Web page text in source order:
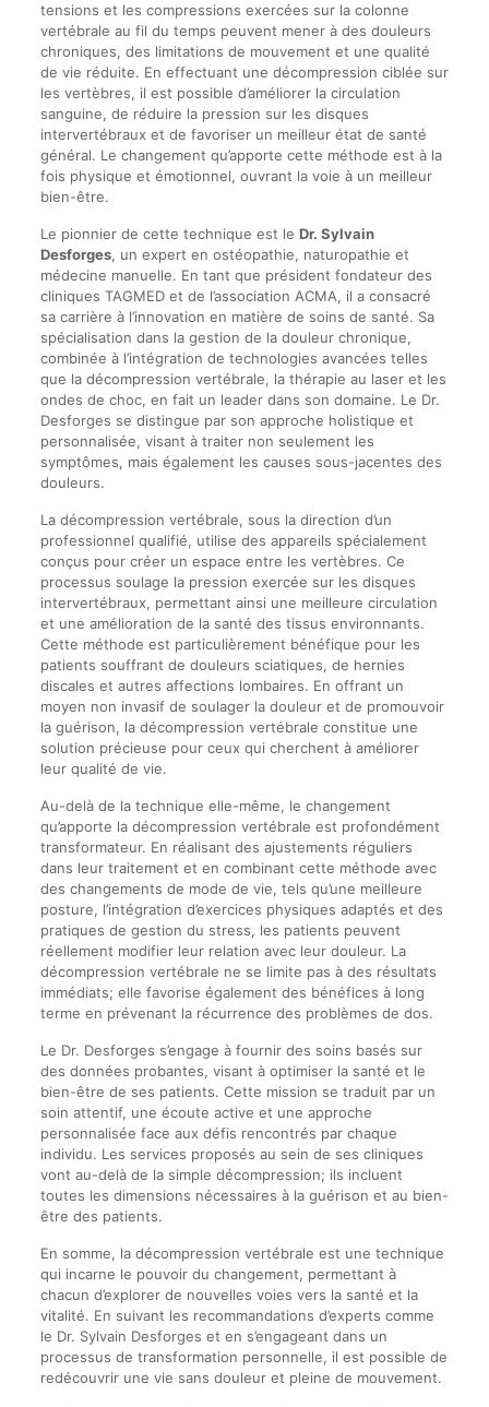
tensions et les compressions exercées sur la colonne
vertébrale au fil du temps peuvent mener à des douleurs
chroniques, des limitations de mouvement et une qualité
de vie réduite. En effectuant une décompression ciblée sur
les vertèbres, il est possible d’améliorer la circulation
sanguine, de réduire la pression sur les disques
intervertébraux et de favoriser un meilleur état de santé
général. Le changement qu’apporte cette méthode est à la
fois physique et émotionnel, ouvrant la voie à un meilleur
bien-être.
Le pionnier de cette technique est le Dr. Sylvain
Desforges, un expert en ostéopathie, naturopathie et
médecine manuelle. En tant que président fondateur des
cliniques TAGMED et de l’association ACMA, il a consacré
sa carrière à l’innovation en matière de soins de santé. Sa
spécialisation dans la gestion de la douleur chronique,
combinée à l’intégration de technologies avancées telles
que la décompression vertébrale, la thérapie au laser et les
ondes de choc, en fait un leader dans son domaine. Le Dr.
Desforges se distingue par son approche holistique et
personnalisée, visant à traiter non seulement les
symptômes, mais également les causes sous-jacentes des
douleurs.
La décompression vertébrale, sous la direction d’un
professionnel qualifié, utilise des appareils spécialement
conçus pour créer un espace entre les vertèbres. Ce
processus soulage la pression exercée sur les disques
intervertébraux, permettant ainsi une meilleure circulation
et une amélioration de la santé des tissus environnants.
Cette méthode est particulièrement bénéfique pour les
patients souffrant de douleurs sciatiques, de hernies
discales et autres affections lombaires. En offrant un
moyen non invasif de soulager la douleur et de promouvoir
la guérison, la décompression vertébrale constitue une
solution précieuse pour ceux qui cherchent à améliorer
leur qualité de vie.
Au-delà de la technique elle-même, le changement
qu’apporte la décompression vertébrale est profondément
transformateur. En réalisant des ajustements réguliers
dans leur traitement et en combinant cette méthode avec
des changements de mode de vie, tels qu’une meilleure
posture, l’intégration d’exercices physiques adaptés et des
pratiques de gestion du stress, les patients peuvent
réellement modifier leur relation avec leur douleur. La
décompression vertébrale ne se limite pas à des résultats
immédiats; elle favorise également des bénéfices à long
terme en prévenant la récurrence des problèmes de dos.
Le Dr. Desforges s’engage à fournir des soins basés sur
des données probantes, visant à optimiser la santé et le
bien-être de ses patients. Cette mission se traduit par un
soin attentif, une écoute active et une approche
personnalisée face aux défis rencontrés par chaque
individu. Les services proposés au sein de ses cliniques
vont au-delà de la simple décompression; ils incluent
toutes les dimensions nécessaires à la guérison et au bien-
être des patients.
En somme, la décompression vertébrale est une technique
qui incarne le pouvoir du changement, permettant à
chacun d’explorer de nouvelles voies vers la santé et la
vitalité. En suivant les recommandations d’experts comme
le Dr. Sylvain Desforges et en s’engageant dans un
processus de transformation personnelle, il est possible de
redécouvrir une vie sans douleur et pleine de mouvement.